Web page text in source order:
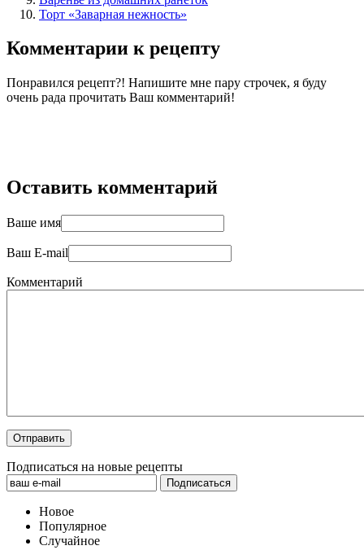
Торт «Заварная нежность»
Комментарии к рецепту
Понравился рецепт?! Напишите мне пару строчек, я буду
очень рада прочитать Ваш комментарий!
Оставить комментарий
Ваше имя
Ваш E-mail
Комментарий
Подписаться на новые рецепты
Новое
Популярное
Случайное